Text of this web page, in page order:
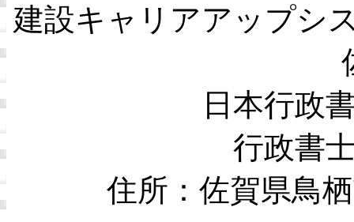
建設キャリアアップシ
日本行政
行政書
住所：佐賀県鳥